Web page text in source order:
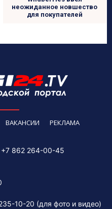
неожиданное новшество
для покупателей
ВАКАНСИИ РЕКЛАМА
+7 862 264-00-45
10-20 (для фото и видео)